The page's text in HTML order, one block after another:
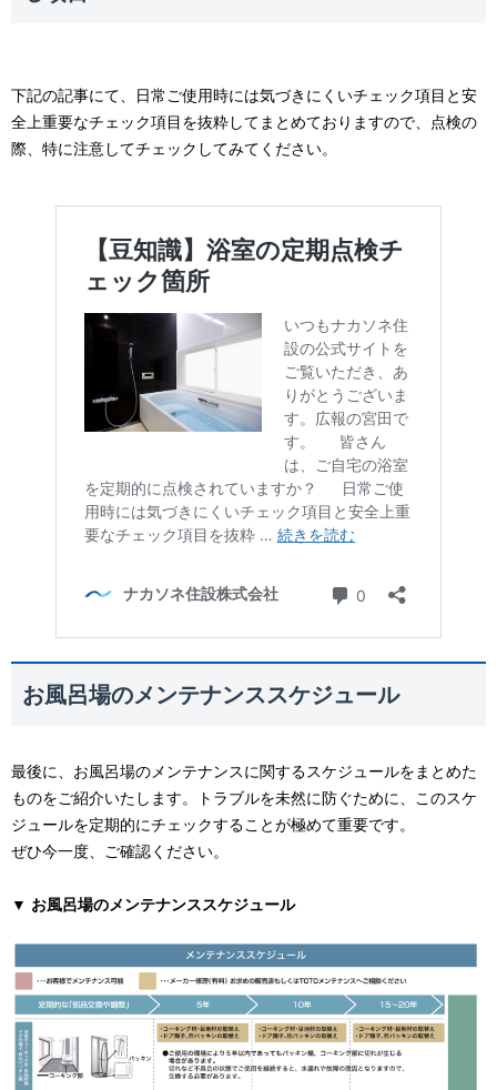
下記の記事にて、日常ご使用時には気づきにくいチェック項目と安
全上重要なチェック項目を抜粋してまとめておりますので、点検の
際、特に注意してチェックしてみてください。
お風呂場のメンテナンススケジュール
最後に、お風呂場のメンテナンスに関するスケジュールをまとめた
ものをご紹介いたします。トラブルを未然に防ぐために、このスケ
ジュールを定期的にチェックすることが極めて重要です。
ぜひ今一度、ご確認ください。
▼ お風呂場のメンテナンススケジュール